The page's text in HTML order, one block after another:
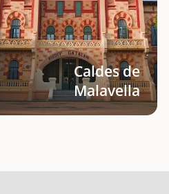
Caldes de
Malavella